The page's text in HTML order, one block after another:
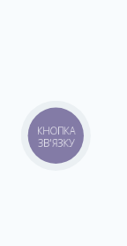
КНОПКА
ЗВ'ЯЗКУ